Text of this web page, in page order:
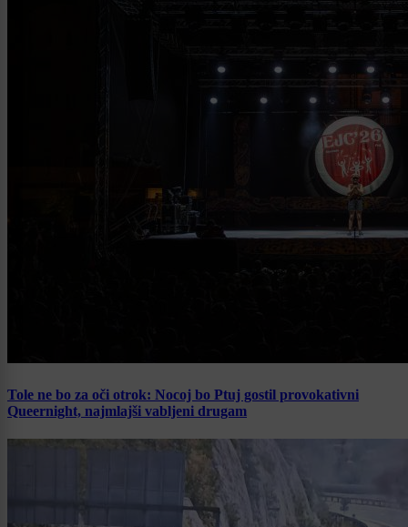
Tole ne bo za oči otrok: Nocoj bo Ptuj gostil provokativni
Queernight, najmlajši vabljeni drugam